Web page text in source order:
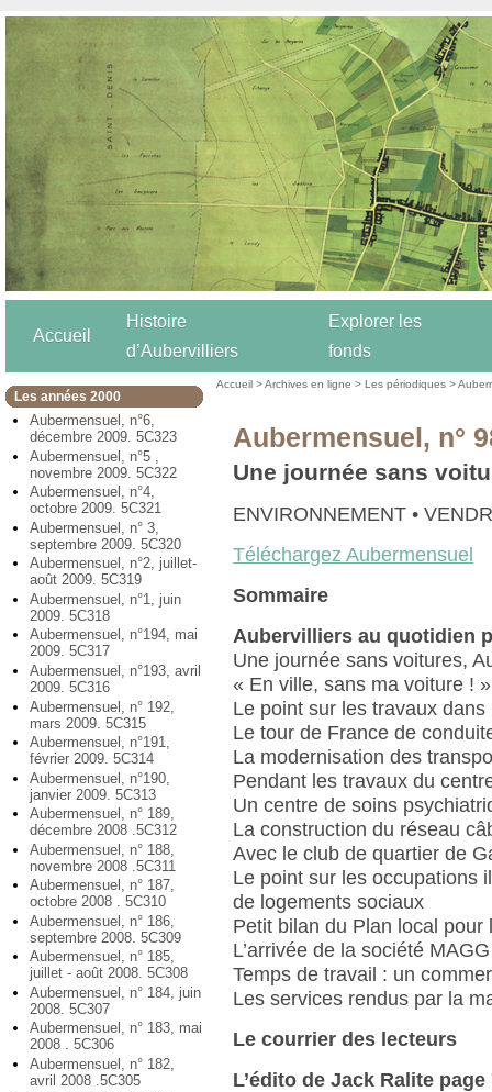
Accueil
Histoire
d’Aubervilliers
Explorer les
fonds
Les années 2000
Aubermensuel, n°6,
décembre 2009. 5C323
Aubermensuel, n°5 ,
novembre 2009. 5C322
Aubermensuel, n°4,
octobre 2009. 5C321
Aubermensuel, n° 3,
septembre 2009. 5C320
Aubermensuel, n°2, juillet-
août 2009. 5C319
Aubermensuel, n°1, juin
2009. 5C318
Aubermensuel, n°194, mai
2009. 5C317
Aubermensuel, n°193, avril
2009. 5C316
Aubermensuel, n° 192,
mars 2009. 5C315
Aubermensuel, n°191,
février 2009. 5C314
Aubermensuel, n°190,
janvier 2009. 5C313
Aubermensuel, n° 189,
décembre 2008 .5C312
Aubermensuel, n° 188,
novembre 2008 .5C311
Aubermensuel, n° 187,
octobre 2008 . 5C310
Aubermensuel, n° 186,
septembre 2008. 5C309
Aubermensuel, n° 185,
juillet - août 2008. 5C308
Aubermensuel, n° 184, juin
2008. 5C307
Aubermensuel, n° 183, mai
2008 . 5C306
Aubermensuel, n° 182,
avril 2008 .5C305
Accueil >Archives en ligne >Les périodiques >
Aubermensuel, n°
Une journée sans
ENVIRONNEMENT •
Téléchargez Aubermensuel
Sommaire
Aubervilliers au quotidien
Une journée sans voitures,
« En ville, sans ma voiture ! »
Le point sur les travaux dans
Le tour de France de
La modernisation des
Pendant les travaux du
Un centre de soins
La construction du réseau
Avec le club de quartier de
Le point sur les occupations
de logements sociaux
Petit bilan du Plan local pour
L’arrivée de la société MAGG
Temps de travail : un
Les services rendus par la
Le courrier des lecteurs
L’édito de Jack Ralite page